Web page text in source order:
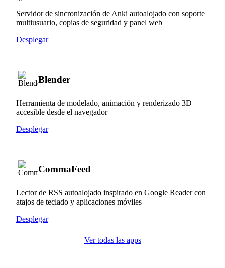
Servidor de sincronización de Anki autoalojado con soporte
multiusuario, copias de seguridad y panel web
Desplegar
Blender
Herramienta de modelado, animación y renderizado 3D
accesible desde el navegador
Desplegar
CommaFeed
Lector de RSS autoalojado inspirado en Google Reader con
atajos de teclado y aplicaciones móviles
Desplegar
Ver todas las apps